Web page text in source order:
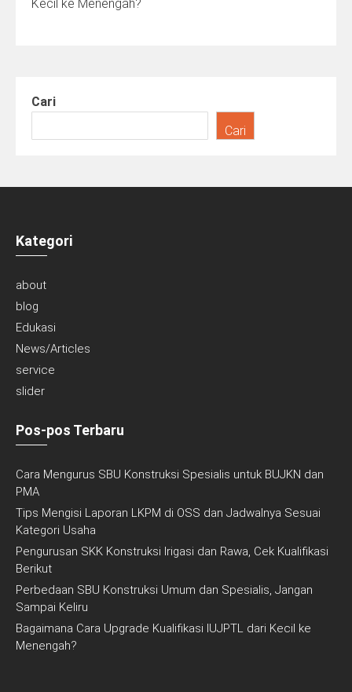
Kecil ke Menengah?
Cari
Cari
Kategori
about
blog
Edukasi
News/Articles
service
slider
Pos-pos Terbaru
Cara Mengurus SBU Konstruksi Spesialis untuk BUJKN dan
PMA
Tips Mengisi Laporan LKPM di OSS dan Jadwalnya Sesuai
Kategori Usaha
Pengurusan SKK Konstruksi Irigasi dan Rawa, Cek Kualifikasi
Berikut
Perbedaan SBU Konstruksi Umum dan Spesialis, Jangan
Sampai Keliru
Bagaimana Cara Upgrade Kualifikasi IUJPTL dari Kecil ke
Menengah?